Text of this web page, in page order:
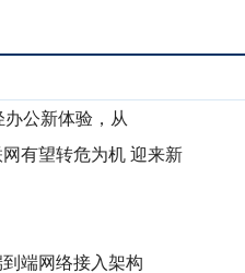
办公新体验，从
有望转危为机 迎来新
端网络接入架构